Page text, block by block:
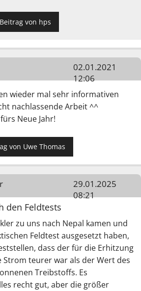
von hps
02.01.2021
12:06
wieder mal sehr informativen
nachlassende Arbeit ^^
Neue Jahr!
von Uwe Thomas
29.01.2025
08:21
den Feldtests
zu uns nach Nepal kamen und
Feldtest ausgesetzt haben,
dass der für die Erhitzung
Strom teurer war als der Wert des
Treibstoffs. Es
recht gut, aber die größer